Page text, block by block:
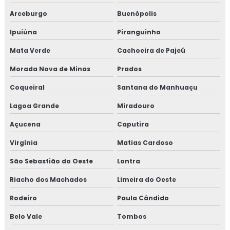
Arceburgo Buenópolis
Ipuiúna Piranguinho
Mata Verde Cachoeira de Pajeú
Morada Nova de Minas Prados
Coqueiral Santana do Manhuaçu
Lagoa Grande Miradouro
Açucena Caputira
Virgínia Matias Cardoso
São Sebastião do Oeste Lontra
Riacho dos Machados Limeira do Oeste
Rodeiro Paula Cândido
Belo Vale Tombos